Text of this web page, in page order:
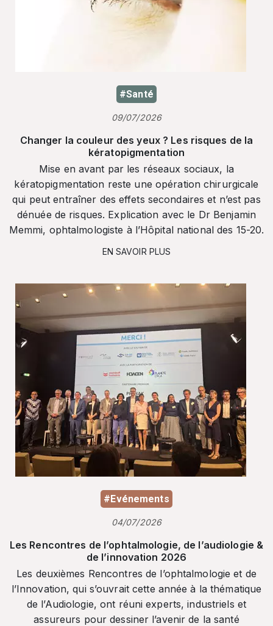
#Santé
09/07/2026
Changer la couleur des yeux ? Les risques de la
kératopigmentation
Mise en avant par les réseaux sociaux, la
kératopigmentation reste une opération chirurgicale
qui peut entraîner des effets secondaires et n’est pas
dénuée de risques. Explication avec le Dr Benjamin
Memmi, ophtalmologiste à l’Hôpital national des 15-20.
EN SAVOIR PLUS
#Evénements
04/07/2026
Les Rencontres de l’ophtalmologie, de l’audiologie &
de l’innovation 2026
Les deuxièmes Rencontres de l’ophtalmologie et de
l’Innovation, qui s’ouvrait cette année à la thématique
de l’Audiologie, ont réuni experts, industriels et
assureurs pour dessiner l’avenir de la santé